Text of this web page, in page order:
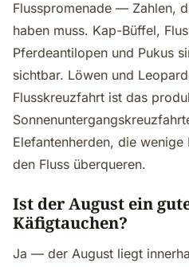
Flusspromenade — Zahlen,
haben muss. Kap-Büffel,
Pferdeantilopen und Pukus
sichtbar. Löwen und
Flusskreuzfahrt ist das
Elefantenherden, die
den Fluss überqueren.
Ist der August ein
Käfigtauchen?
Ja — der August liegt